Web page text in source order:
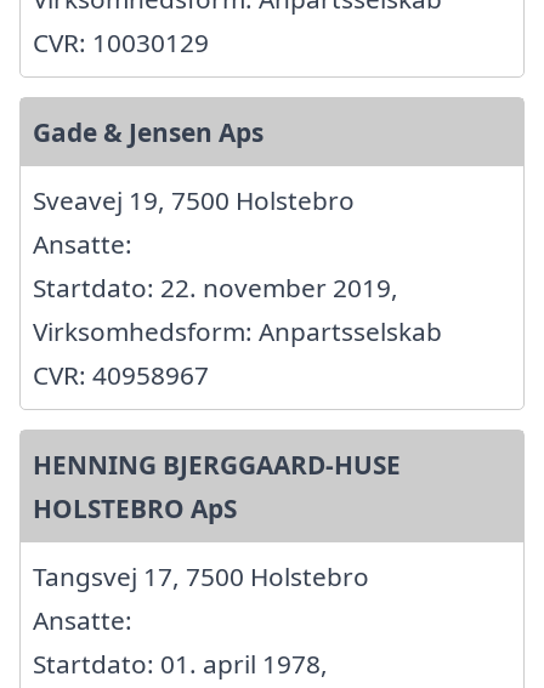
CVR: 10030129
Gade & Jensen Aps
Sveavej 19, 7500 Holstebro
Ansatte:
Startdato: 22. november 2019,
Virksomhedsform: Anpartsselskab
CVR: 40958967
HENNING BJERGGAARD-HUSE
HOLSTEBRO ApS
Tangsvej 17, 7500 Holstebro
Ansatte:
Startdato: 01. april 1978,